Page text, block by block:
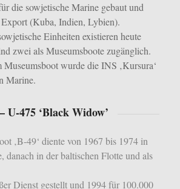
die sowjetische Marine gebaut und
(Kuba, Indien, Lybien).
Einheiten existieren heute
zwei als Museumsboote zugänglich.
Museumsboot wurde die INS ‚Kursura‘
Marine.
U-475 ‘Black Widow’
‚B-49‘ diente von 1967 bis 1974 in
danach in der baltischen Flotte und als
Dienst gestellt und 1994 für 100.000